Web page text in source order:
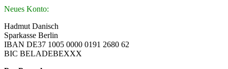
Neues Konto:
Hadmut Danisch
Sparkasse Berlin
IBAN DE37 1005 0000 0191 2680 62
BIC BELADEBEXXX